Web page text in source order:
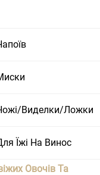
Виделки/Ложки
Їжі На Винос
Овочів Та